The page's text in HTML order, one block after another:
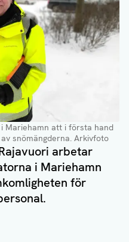
Mariehamn att i första hand
snömängderna. Arkivfoto
arbetar
i Mariehamn
för